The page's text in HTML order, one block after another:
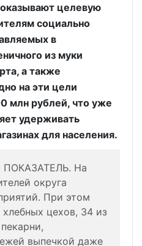
целевую
социально
в
из муки
а также
на эти цели
млн рублей, что уже
удерживать
для населения.
На
округа
При этом
цехов, 34 из
выпечкой даже